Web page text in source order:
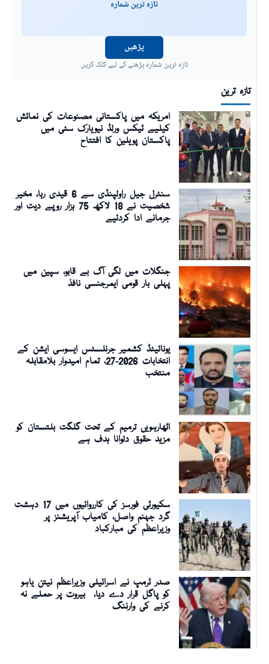
تازہ ترین شمارہ
پڑھیں
تازہ ترین شمارہ پڑھنے کے لیے کلک کریں
تازہ ترین
امریکہ میں پاکستانی مصنوعات کی نمائش
کیلیے ٹیکس ورلڈ نیویارک سٹی میں
پاکستان پویلین کا افتتاح
سنٹرل جیل راولپنڈی سے 6 قیدی رہا، مخیر
شخصیت نے 18 لاکھ 75 ہزار روپے دیت اور
جرمانے ادا کردئیے
جنگلات میں لگی آگ بے قابو، سپین میں
پہلی بار قومی ایمرجنسی نافذ
یونائیٹڈ کشمیر جرنلسٹس ایسوسی ایشن کے
انتخابات 2026-27، تمام امیدوار بلامقابلہ
منتخب
اٹھارہویں ترمیم کے تحت گلگت بلتستان کو
مزید حقوق دلوانا ہدف ہے
سکیورٹی فورسز کی کارروائیوں میں 17 دہشت
گرد جہنم واصل، کامیاب آپریشنز پر
وزیراعظم کی مبارکباد
صدر ٹرمپ نے اسرائیلی وزیراعظم نیتن یاہو
کو پاگل قرار دے دیا، بیروت پر حملے نہ
کرنے کی وارننگ